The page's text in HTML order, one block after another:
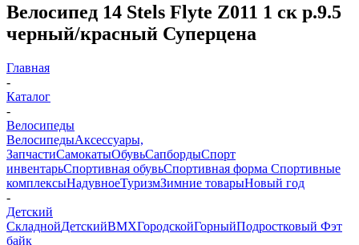
Велосипед 14 Stels Flyte Z011 1 ск р.9.5
черный/красный Суперцена
Главная
-
Каталог
-
Велосипеды
ВелосипедыАксессуары,
ЗапчастиСамокатыОбувьСапбордыСпорт
инвентарьСпортивная обувьСпортивная форма Спортивные
комплексыНадувноеТуризмЗимние товарыНовый год
-
Детский
СкладнойДетскийBMXГородскойГорныйПодростковый Фэт
байк